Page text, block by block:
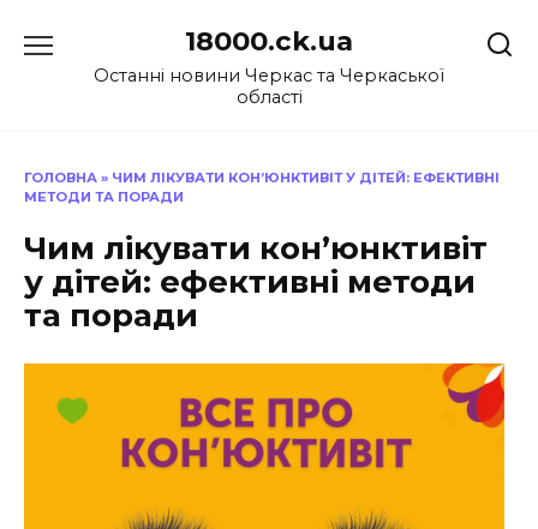
до
18000.ck.ua
Останні новини Черкас та Черкаської
області
ГОЛОВНА » ЧИМ ЛІКУВАТИ КОН’ЮНКТИВІТ У ДІТЕЙ: ЕФЕКТИВНІ
МЕТОДИ ТА ПОРАДИ
Чим лікувати кон’юнктивіт
у дітей: ефективні методи
та поради